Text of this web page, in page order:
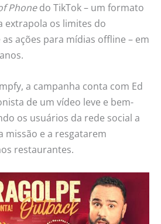
Phonedo TikTok – um formato
extrapola os limites do
ações para mídias offline – em
a campanha conta com Ed
de um vídeo leve e bem-
os usuários da rede social a
missão e a resgatarem
restaurantes.